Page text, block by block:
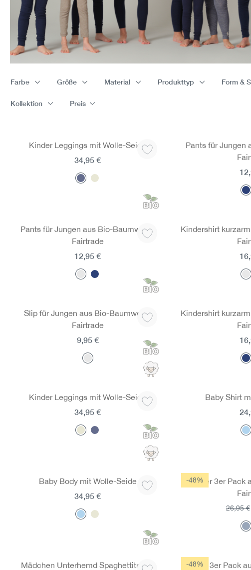
Farbe Größe Material Produkttyp Form &
Kollektion Preis
Kinder Leggings mit Wolle-Seide
34,95 €
Pants für Jungen
Pants für Jungen aus Bio-Baumwolle,
Fairtrade
12,95 €
Kindershirt
Slip für Jungen aus Bio-Baumwolle,
Fairtrade
9,95 €
Kindershirt
Kinder Leggings mit Wolle-Seide
34,95 €
Baby Shirt
Baby Body mit Wolle-Seide
34,95 €
-48%
Hipster 3er Pack
26,95 €
Mädchen Unterhemd Spaghettiträger -48%
Slips 3er Pack